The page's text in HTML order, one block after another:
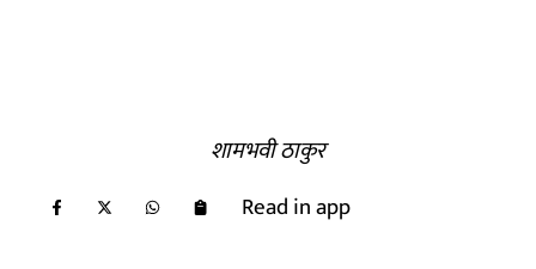
शामभवी ठाकुर
Read in app